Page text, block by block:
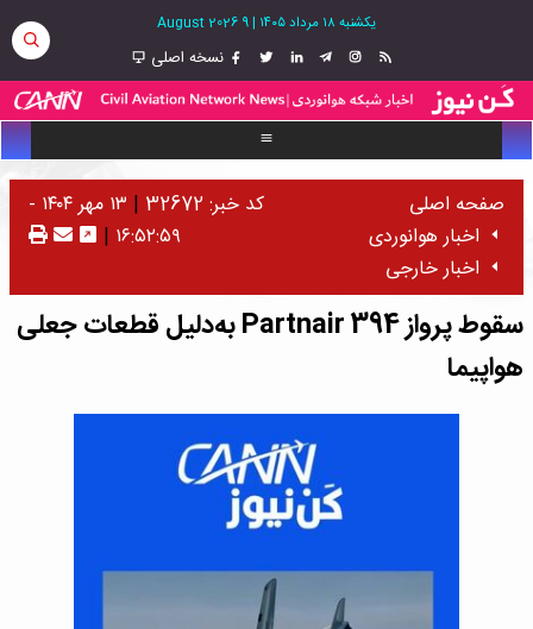
یکشنبه ۱۸ مرداد ۱۴۰۵ |
9 August 2026
نسخه اصلی
صفحه اصلی
اخبار هوانوردی
اخبار خارجی
کد خبر: 32672 |
۱۳ مهر ۱۴۰۴ -
۱۶:۵۲:۵۹ |
سقوط پرواز Partnair 394 به‌دلیل قطعات جعلی
هواپیما